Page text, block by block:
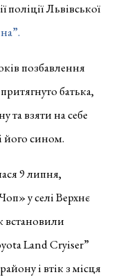
Львівської
позбавлення
батька,
та взяти на себе
його сином.
9 липня,
у селі Верхнє
Land Cryiser”
і втік з місця